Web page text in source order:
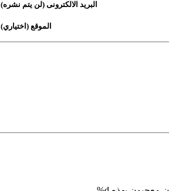
البريد الالكترونى (لن يتم نشره)
الموقع (اختياري)